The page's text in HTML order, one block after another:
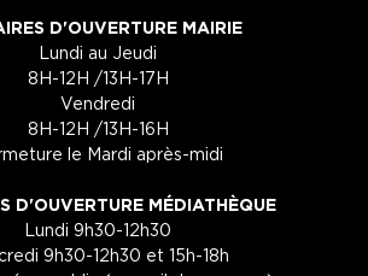
D'OUVERTURE MAIRIE
Lundi au Jeudi
8H-12H /13H-17H
Vendredi
8H-12H /13H-16H
le Mardi après-midi
D'OUVERTURE MÉDIATHÈQUE
Lundi 9h30-12h30
9h30-12h30 et 15h-18h